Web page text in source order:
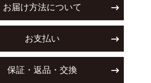
お届け方法について
お支払い
保証・返品・交換